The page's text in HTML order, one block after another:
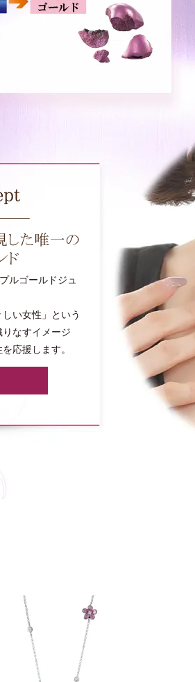
ルゴールドジュ
い女性」という
なすイメージ
応援します。